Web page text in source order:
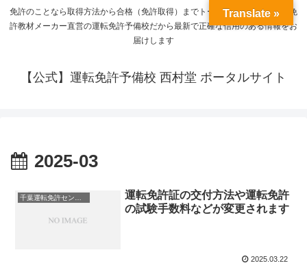
免許のことなら取得方法から合格（免許取得）までトータルサポート。運転免
許教材メーカー直営の運転免許予備校だから最新で正確な信用のある情報をお
届けします
【公式】運転免許予備校 西村堂 ポータルサイト
2025-03
運転免許証の交付方法や運転免許
の試験手数料などが変更されます
2025.03.22
Translate »